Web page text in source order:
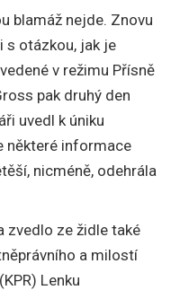
blamáž nejde. Znovu
s otázkou, jak je
v režimu Přísně
pak druhý den
uvedl k úniku
některé informace
nicméně, odehrála
zvedlo ze židle také
a milostí
Lenku